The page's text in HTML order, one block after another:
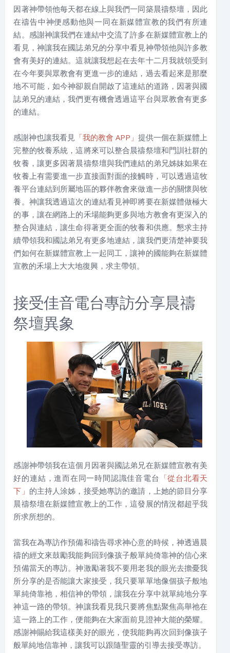
因著神帶領他每天都在線上與我們一同築晨禱祭壇，因此
在禱告中神便感動他與一同在新媒體宣教的我們有所連
結。感謝神讓我們在連結中交流了許多在新媒體宣教上的
看見，神讓我在國誌弟兄的分享中看見神帶領他與許多教
會有美好的連結。這就讓我想起在去年十二月我就領受到
在今年要與眾教會有更進一步的連結，過去看起來是那麼
地不可能，如今神卻親自開啟了這連結的道路，因著與國
誌弟兄的連結，我們更有機會透過這平台與眾教會有更多
的連結。
感謝神也讓我看見 「我的教會 APP」提供一個在新媒體上
完整的牧養系統，這將來可以整合晨禱祭壇和門訓社群的
牧養，讓更多因著晨禱祭壇與我們連結的弟兄姊妹如果在
牧養上有需要進一步直接面對面的接觸時，可以透過這牧
養平台連結到所屬地區的夥伴教會來做進一步的關懷與牧
養。神讓我透過這次的連結看見神即將要在新媒體做極大
的事，讓在網路上的禾場能夠更多與地方教會有更深入的
整合與連結，讓生命得著更全面的牧養和供應。懇求主持
續帶領我和國誌弟兄有更多地連結，讓我們更清楚神要我
們如何在新媒體宣教上一起同工，讓神的國能夠在新媒體
宣教的禾場上大大地復興，求主帶領。
接受佳音電台專訪分享晨禱
祭壇異象
感謝神帶領我在這個月因著與國誌弟兄在新媒體宣教有美
好的連結，進而在同一時間認識佳音電台 「從台北看天
下」 的主持人涂姊，接受她專訪的邀請，上她的節目分享
晨禱祭壇在新媒體宣教上的工作，這發展的情況都超乎我
所求所想的。
當我在為專訪作預備和禱告尋求神心意的時候，神透過晨
禱的經文來鼓勵我能夠回到像孩子般單純倚靠神的信心來
預備當天的專訪。神激勵著我不要用老我的眼光去擔憂我
所分享的是否能讓大家接受，我只要單單地像個孩子般地
單純倚靠祂，相信神的帶領，讓我在分享中就單純地分享
神這一路的帶領。神讓我看見我只要將焦點聚焦高舉祂在
這一路上的工作，便能夠在大家面前見證神大能的榮耀。
感謝神賜給我這樣美好的眼光，使我能夠再次回到像孩子
般單純地信靠神，讓我可以跟隨聖靈的引導去接受專訪。